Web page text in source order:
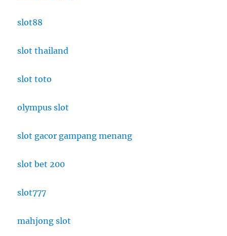
slot88
slot thailand
slot toto
olympus slot
slot gacor gampang menang
slot bet 200
slot777
mahjong slot